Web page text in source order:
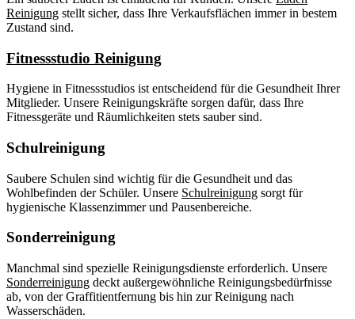
Reinigung stellt sicher, dass Ihre Verkaufsflächen immer in bestem
Zustand sind.
Fitnessstudio Reinigung
Hygiene in Fitnessstudios ist entscheidend für die Gesundheit Ihrer
Mitglieder. Unsere Reinigungskräfte sorgen dafür, dass Ihre
Fitnessgeräte und Räumlichkeiten stets sauber sind.
Schulreinigung
Saubere Schulen sind wichtig für die Gesundheit und das
Wohlbefinden der Schüler. Unsere Schulreinigung sorgt für
hygienische Klassenzimmer und Pausenbereiche.
Sonderreinigung
Manchmal sind spezielle Reinigungsdienste erforderlich. Unsere
Sonderreinigung deckt außergewöhnliche Reinigungsbedürfnisse
ab, von der Graffitientfernung bis hin zur Reinigung nach
Wasserschäden.